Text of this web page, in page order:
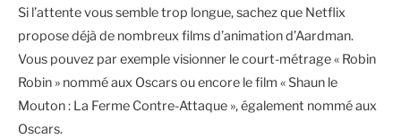
Si l’attente vous semble trop longue, sachez que Netflix
propose déjà de nombreux films d’animation d’Aardman.
Vous pouvez par exemple visionner le court-métrage « Robin
Robin » nommé aux Oscars ou encore le film « Shaun le
Mouton : La Ferme Contre-Attaque », également nommé aux
Oscars.